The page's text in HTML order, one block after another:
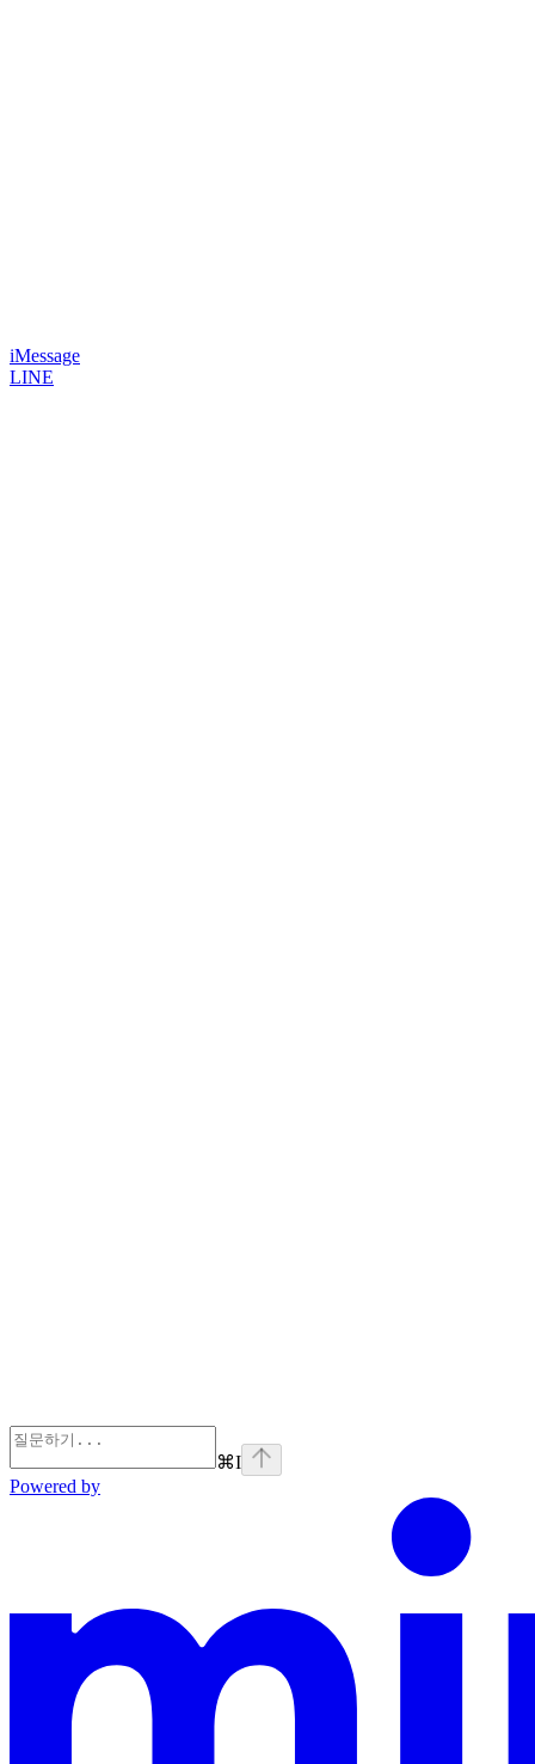
iMessage
LINE
⌘I
Powered by